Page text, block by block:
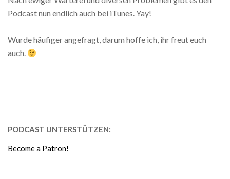
Podcast nun endlich auch bei iTunes. Yay!
Wurde häufiger angefragt, darum hoffe ich, ihr freut euch
auch.
PODCAST UNTERSTÜTZEN:
Become a Patron!